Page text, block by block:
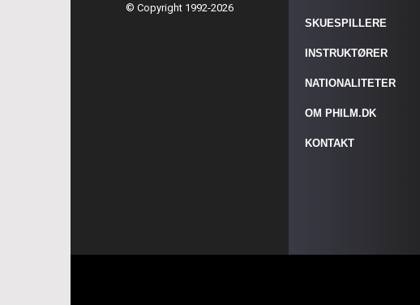
© Copyright 1992-2026
SKUESPILLERE
INSTRUKTØRER
NATIONALITETER
OM PHILM.DK
KONTAKT